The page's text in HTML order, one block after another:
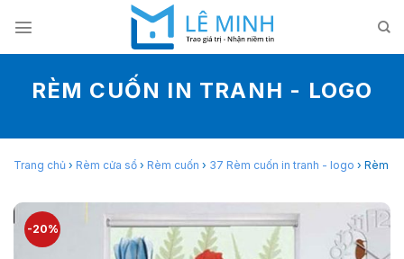
content
RÈM CUỐN IN TRANH - LOGO
Trang chủ › Rèm cửa sổ › Rèm cuốn › 37 Rèm cuốn in tranh - logo › Rèm
-20%